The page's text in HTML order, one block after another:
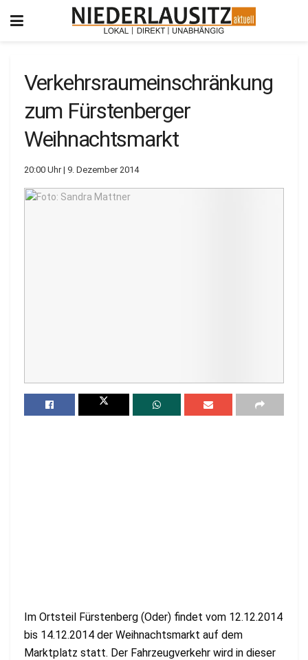
Verkehrsraumeinschränkung
zum Fürstenberger
Weihnachtsmarkt
20:00 Uhr | 9. Dezember 2014
Im Ortsteil Fürstenberg (Oder) findet vom 12.12.2014
bis 14.12.2014 der Weihnachtsmarkt auf dem
Marktplatz statt. Der Fahrzeugverkehr wird in dieser